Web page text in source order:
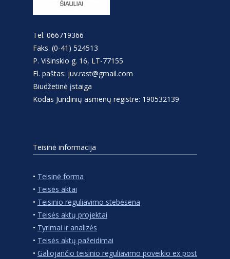
Tel. 066719366
Faks. (0-41) 524513
P. Višinskio g. 16, LT-77155
El. paštas: juv.rast@gmail.com
Biudžetinė įstaiga
Kodas Juridinių asmenų registre: 190532139
Teisinė informacija
• Teisinė forma
• Teisės aktai
• Teisinio reguliavimo stebėsena
• Teisės aktų projektai
• Tyrimai ir analizės
• Teisės aktų pažeidimai
• Galiojančio teisinio reguliavimo poveikio ex post